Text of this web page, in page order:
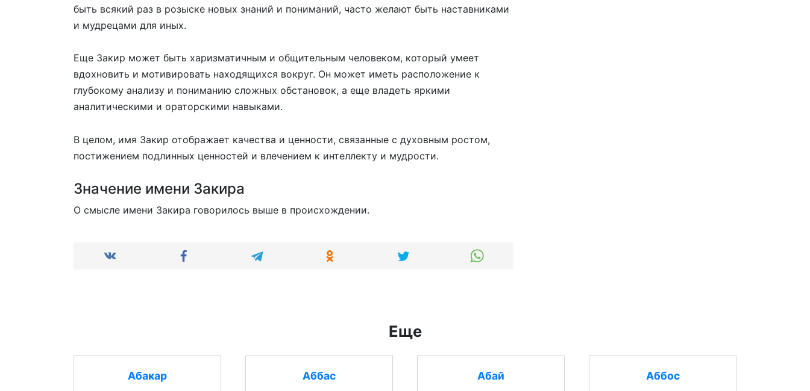
быть всякий раз в розыске новых знаний и пониманий, часто желают быть наставниками
и мудрецами для иных.
Еще Закир может быть харизматичным и общительным человеком, который умеет
вдохновить и мотивировать находящихся вокруг. Он может иметь расположение к
глубокому анализу и пониманию сложных обстановок, а еще владеть яркими
аналитическими и ораторскими навыками.
В целом, имя Закир отображает качества и ценности, связанные с духовным ростом,
постижением подлинных ценностей и влечением к интеллекту и мудрости.
Значение имени Закира
О смысле имени Закира говорилось выше в происхождении.
Еще
Абакар Аббас Абай Аббос